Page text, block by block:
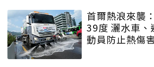
首爾熱浪來襲
39度 灑水車、
動員防止熱傷